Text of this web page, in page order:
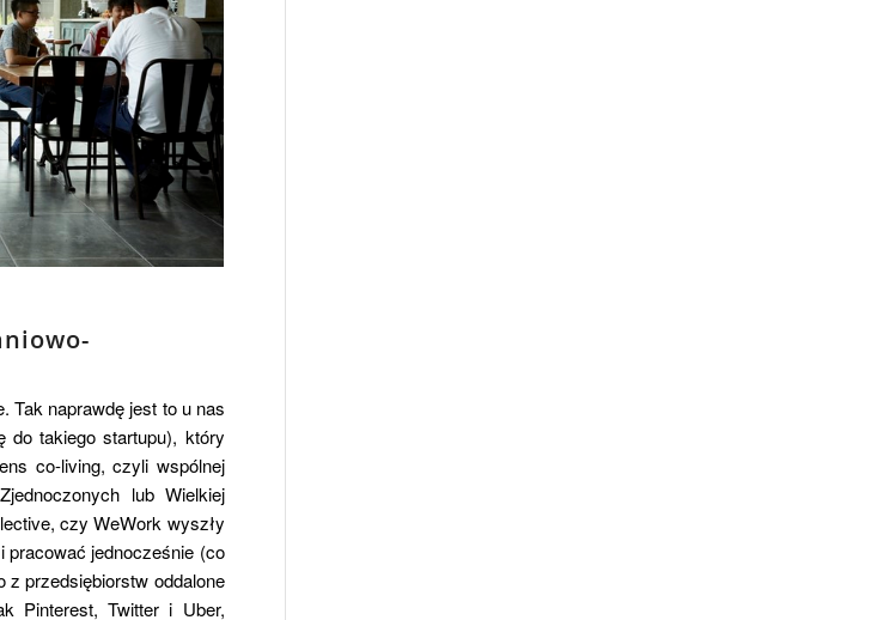
Tak naprawdę jest to u nas
do takiego startupu), który
co-living, czyli wspólnej
lub Wielkiej
czy WeWork wyszły
jednocześnie (co
z przedsiębiorstw oddalone
Pinterest, Twitter i Uber,